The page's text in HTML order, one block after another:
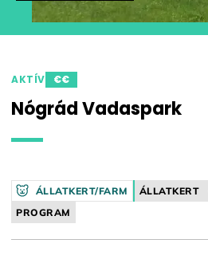
AKTÍV €€
Nógrád Vadaspark
ÁLLATKERT/FARM ÁLLATKERT
PROGRAM